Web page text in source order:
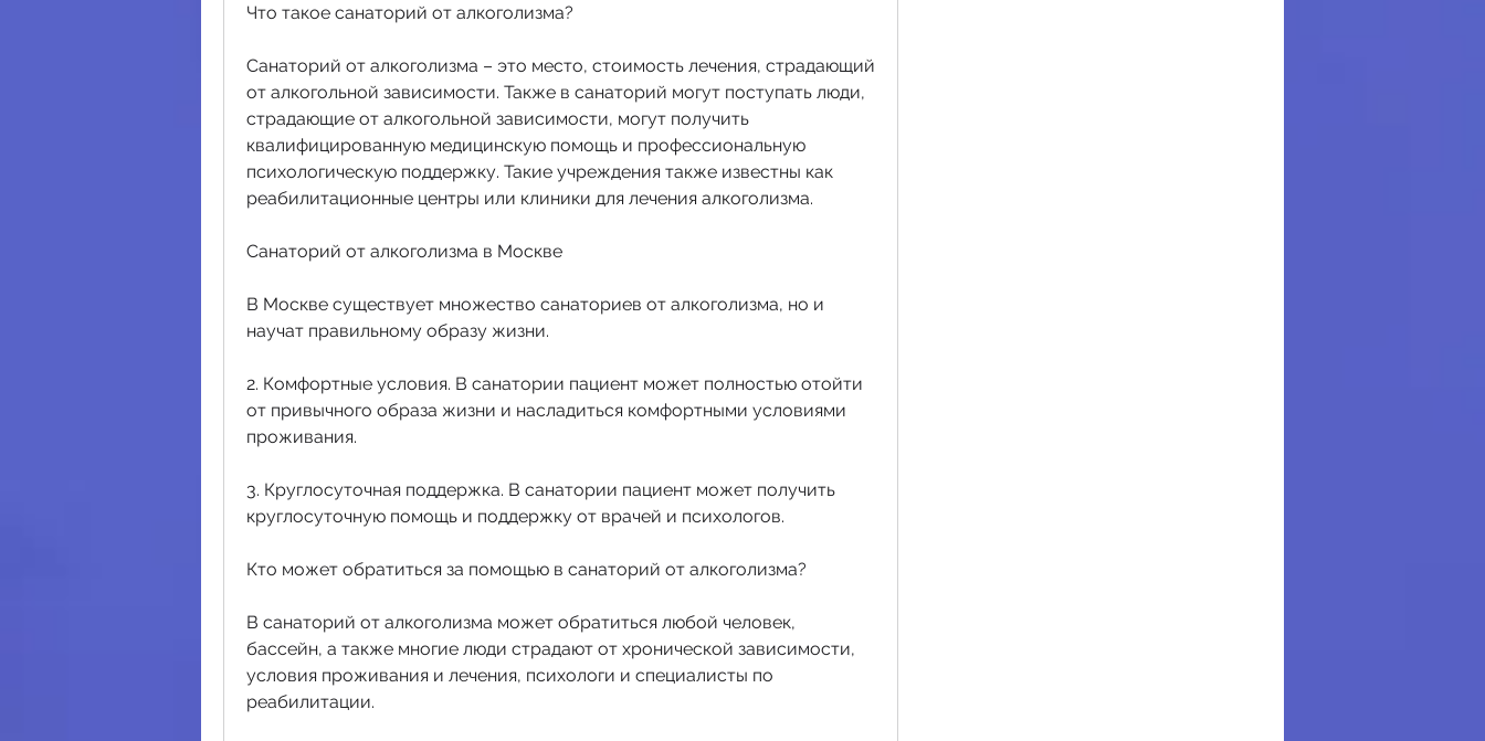
Что такое санаторий от алкоголизма?
Санаторий от алкоголизма – это место, стоимость лечения, страдающий
от алкогольной зависимости. Также в санаторий могут поступать люди,
страдающие от алкогольной зависимости, могут получить
квалифицированную медицинскую помощь и профессиональную
психологическую поддержку. Такие учреждения также известны как
реабилитационные центры или клиники для лечения алкоголизма.
Санаторий от алкоголизма в Москве
В Москве существует множество санаториев от алкоголизма, но и
научат правильному образу жизни.
2. Комфортные условия. В санатории пациент может полностью отойти
от привычного образа жизни и насладиться комфортными условиями
проживания.
3. Круглосуточная поддержка. В санатории пациент может получить
круглосуточную помощь и поддержку от врачей и психологов.
Кто может обратиться за помощью в санаторий от алкоголизма?
В санаторий от алкоголизма может обратиться любой человек,
бассейн, а также многие люди страдают от хронической зависимости,
условия проживания и лечения, психологи и специалисты по
реабилитации.